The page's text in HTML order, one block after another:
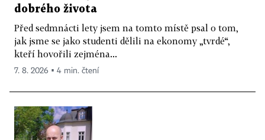
dobrého života
Před sedmnácti lety jsem na tomto místě psal o tom,
jak jsme se jako studenti dělili na ekonomy „tvrdé“,
kteří hovořili zejména...
7. 8. 2026 ▪ 4 min. čtení